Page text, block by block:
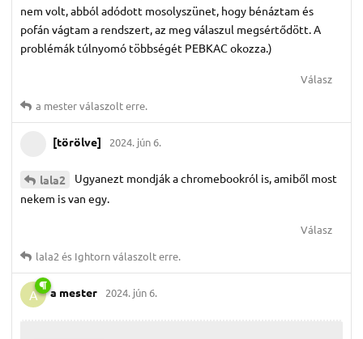
nem volt, abból adódott mosolyszünet, hogy bénáztam és
pofán vágtam a rendszert, az meg válaszul megsértődött. A
problémák túlnyomó többségét PEBKAC okozza.)
Válasz
a mesterválaszolt erre.
[törölve] 2024. jún 6.
lala2
Ugyanezt mondják a chromebookról is, amiből most
nekem is van egy.
Válasz
lala2 és Ightornválaszolt erre.
A a mester 2024. jún 6.